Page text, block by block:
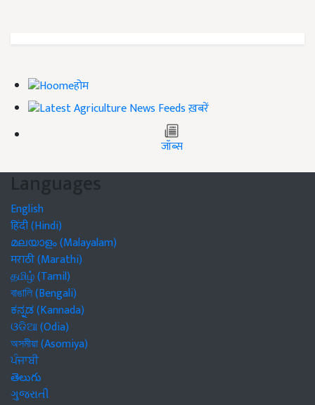
होम
ख़बरें
जॉब्स
Languages
English
हिंदी (Hindi)
മലയാളം (Malayalam)
मराठी (Marathi)
தமிழ் (Tamil)
বাঙালি (Bengali)
ಕನ್ನಡ (Kannada)
ଓଡିଆ (Odia)
অসমীয়া (Asomiya)
ਪੰਜਾਬੀ
తెలుగు
ગુજરાતી